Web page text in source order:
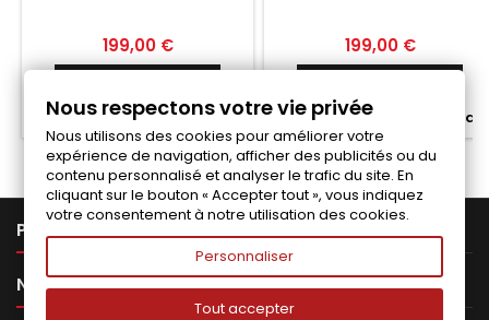
Prix
199,00 €
Fabriqué a la commande
Prix
199,00 €
Fabriqué a la commande
PRODUITS
NOTRE SOCIÉTÉ 
Nous respectons votre vie privée
Nous utilisons des cookies pour améliorer votre
expérience de navigation, afficher des publicités ou du
contenu personnalisé et analyser le trafic du site. En
cliquant sur le bouton « Accepter tout », vous indiquez
votre consentement à notre utilisation des cookies.
Personnaliser
Tout accepter